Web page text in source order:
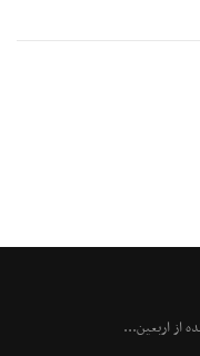
از اربعین...